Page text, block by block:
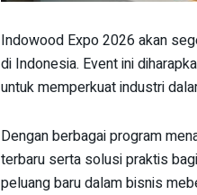
Indowood Expo 2026 akan
di Indonesia. Event ini
untuk memperkuat industri
Dengan berbagai program
terbaru serta solusi praktis
peluang baru dalam bisnis